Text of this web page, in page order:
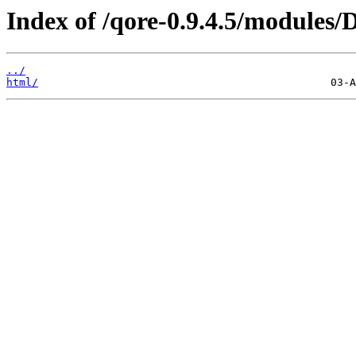
Index of /qore-0.9.4.5/modules/
../
html/